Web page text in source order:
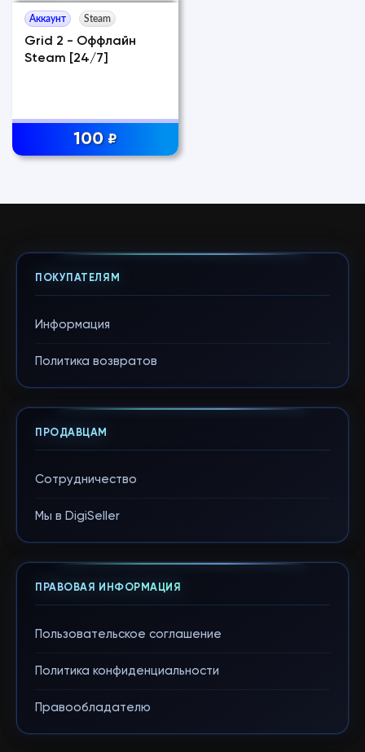
Аккаунт Steam
Grid 2 - Оффлайн
Steam [24/7]
100 ₽
ПОКУПАТЕЛЯМ
Информация
Политика возвратов
ПРОДАВЦАМ
Сотрудничество
Мы в DigiSeller
ПРАВОВАЯ ИНФОРМАЦИЯ
Пользовательское соглашение
Политика конфиденциальности
Правообладателю